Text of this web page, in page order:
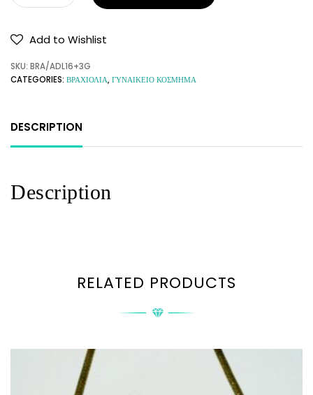
Add to Wishlist
SKU: BRA/ADL16+3G
CATEGORIES: ΒΡΑΧΙΟΛΙΑ,ΓΥΝΑΙΚΕΙΟ ΚΟΣΜΗΜΑ
DESCRIPTION
Description
RELATED PRODUCTS